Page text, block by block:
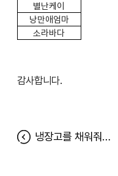
별난케이
낭만애엄마
소라바다
감사합니다.
냉장고를 채워줘 149차 당첨자(11월 18일~11월 24일)